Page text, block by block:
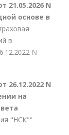
21.05.2026 N
основе в
в
N
26.12.2022 N
на
"НСК""